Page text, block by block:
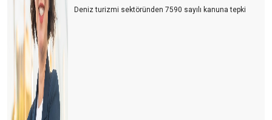
Deniz turizmi sektöründen 7590 sayılı kanuna tepki